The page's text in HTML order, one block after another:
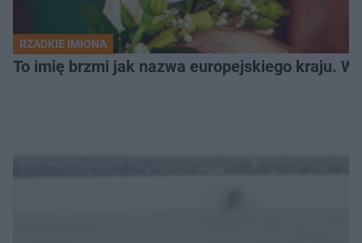
RZADKIE IMIONA
To imię brzmi jak nazwa europejskiego kraju.